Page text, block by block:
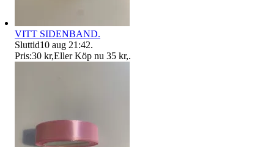
VITT SIDENBAND.
Sluttid10 aug 21:42.
Pris:30 kr,Eller Köp nu 35 kr,.